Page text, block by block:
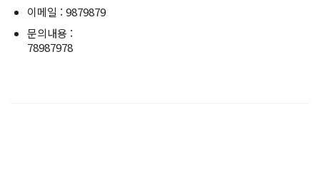
이메일 : 9879879
문의내용 :
78987978